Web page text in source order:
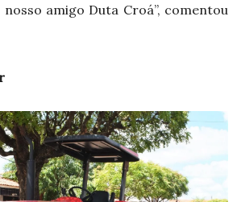
amigo Duta Croá”, comentou